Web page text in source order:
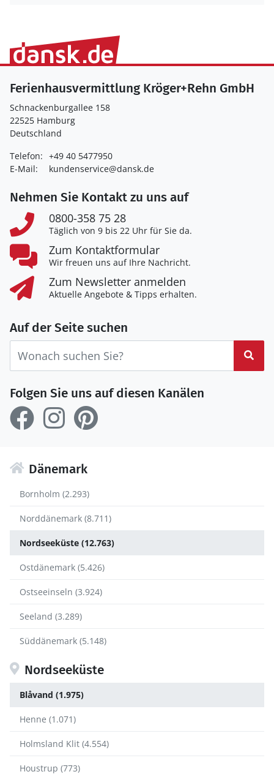
Ferienhausvermittlung Kröger+Rehn GmbH
Schnackenburgallee 158
22525 Hamburg
Deutschland
Telefon: +49 40 5477950
E-Mail:
kundenservice@dansk.de
Nehmen Sie Kontakt zu uns auf
0800-358 75 28
Täglich von 9 bis 22 Uhr für Sie da.
Zum Kontaktformular
Wir freuen uns auf Ihre Nachricht.
Zum Newsletter anmelden
Aktuelle Angebote & Tipps erhalten.
Auf der Seite suchen
Folgen Sie uns auf diesen Kanälen
Dänemark
Bornholm (2.293)
Norddänemark (8.711)
Nordseeküste (12.763)
Ostdänemark (5.426)
Ostseeinseln (3.924)
Seeland (3.289)
Süddänemark (5.148)
Nordseeküste
Blåvand (1.975)
Henne (1.071)
Holmsland Klit (4.554)
Houstrup (773)